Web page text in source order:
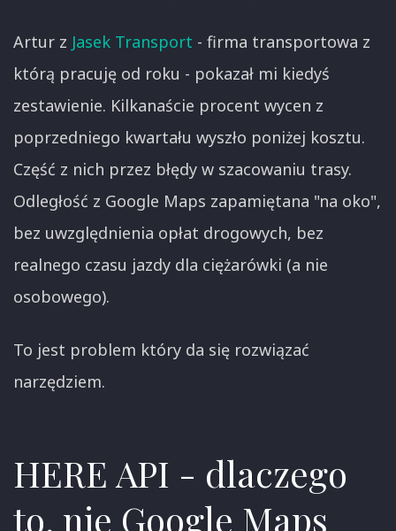
Artur z Jasek Transport - firma transportowa z
którą pracuję od roku - pokazał mi kiedyś
zestawienie. Kilkanaście procent wycen z
poprzedniego kwartału wyszło poniżej kosztu.
Część z nich przez błędy w szacowaniu trasy.
Odległość z Google Maps zapamiętana "na oko",
bez uwzględnienia opłat drogowych, bez
realnego czasu jazdy dla ciężarówki (a nie
osobowego).
To jest problem który da się rozwiązać
narzędziem.
HERE API - dlaczego
to, nie Google Maps